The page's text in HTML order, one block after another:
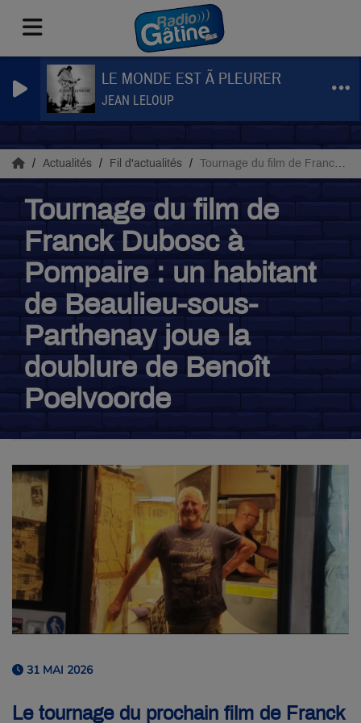
LE MONDE EST Ã PLEURER
JEAN LELOUP
Actualités Fil d'actualités Tournage du film de Franck Dubosc à Pompaire : un habitant de Beaulieu-sous-Parthenay joue la doublure de Benoît Poelvoorde
Tournage du film de
Franck Dubosc à
Pompaire : un habitant
de Beaulieu-sous-
Parthenay joue la
doublure de Benoît
Poelvoorde
31 MAI 2026
Le tournage du prochain film de Franck